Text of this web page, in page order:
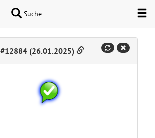
Suche
(26.01.2025)